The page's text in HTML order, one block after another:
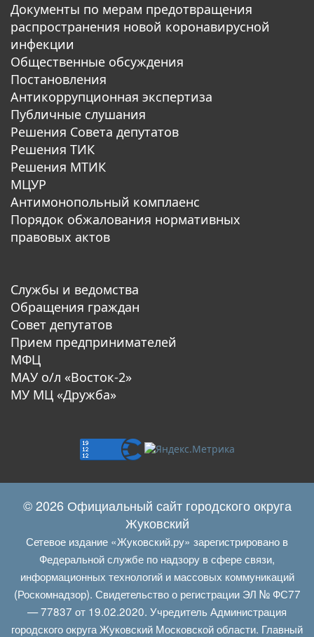
Документы по мерам предотвращения
распространения новой коронавирусной
инфекции
Общественные обсуждения
Постановления
Антикоррупционная экспертиза
Публичные слушания
Решения Совета депутатов
Решения ТИК
Решения МТИК
МЦУР
Антимонопольный комплаенс
Порядок обжалования нормативных
правовых актов
Службы и ведомства
Обращения граждан
Совет депутатов
Прием предпринимателей
МФЦ
МАУ о/л «Восток-2»
МУ МЦ «Дружба»
© 2026 Официальный сайт городского округа
Жуковский
Сетевое издание «Жуковский.ру» зарегистрировано в
Федеральной службе по надзору в сфере связи,
информационных технологий и массовых коммуникаций
(Роскомнадзор). Свидетельство о регистрации ЭЛ № ФС77
— 77837 от 19.02.2020. Учредитель Администрация
городского округа Жуковский Московской области. Главный